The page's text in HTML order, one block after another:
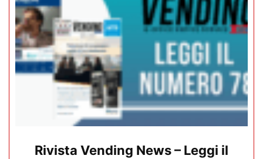
Rivista Vending News – Leggi il